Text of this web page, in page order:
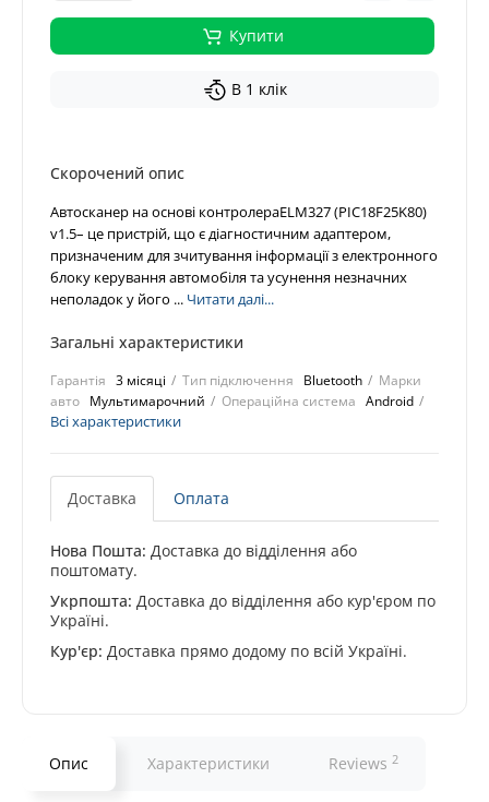
Купити
В 1 клік
Скорочений опис
Автосканер на основі контролераELM327 (PIC18F25K80)
v1.5– це пристрій, що є діагностичним адаптером,
призначеним для зчитування інформації з електронного
блоку керування автомобіля та усунення незначних
неполадок у його ... Читати далі...
Загальні характеристики
Гарантія 3 місяці Тип підключення Bluetooth
Марки
авто Мультимарочний Операційна система Android
Всі характеристики
Доставка Оплата
Нова Пошта: Доставка до відділення або
поштомату.
Укрпошта: Доставка до відділення або кур'єром по
Україні.
Кур'єр: Доставка прямо додому по всій Україні.
Опис Характеристики Reviews 2